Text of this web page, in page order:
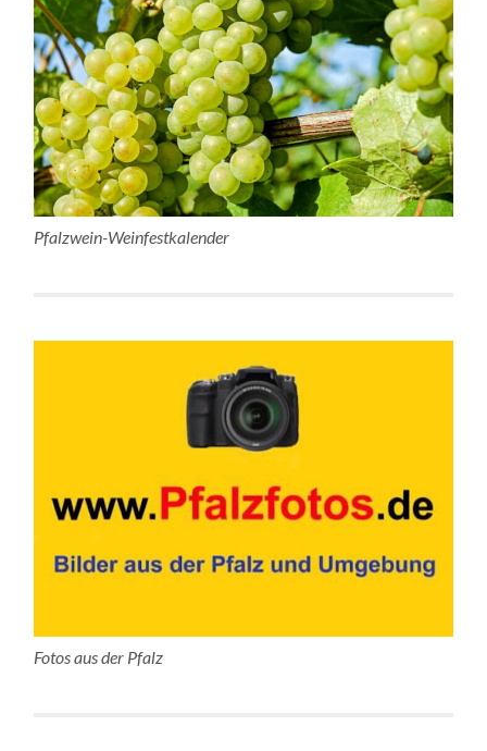
Pfalzwein-Weinfestkalender
Fotos aus der Pfalz